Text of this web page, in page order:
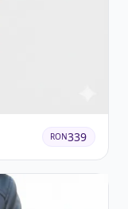
RON339